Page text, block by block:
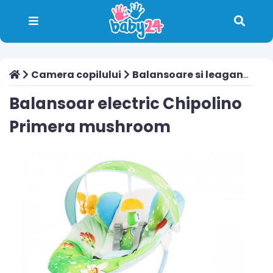
Camera copilului Balansoare si leagane
Balansoar electric Chipolino
Primera mushroom